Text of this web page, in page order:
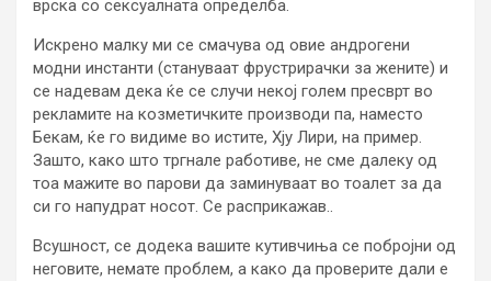
врска со сексуалната определба.
Искрено малку ми се смачува од овие андрогени
модни инстанти (стануваат фрустрирачки за жените) и
се надевам дека ќе се случи некој голем пресврт во
рекламите на козметичките производи па, наместо
Бекам, ќе го видиме во истите, Хју Лири, на пример.
Зашто, како што тргнале работиве, не сме далеку од
тоа мажите во парови да заминуваат во тоалет за да
си го напудрат носот. Се расприкажав..
Всушност, се додека вашите кутивчиња се побројни од
неговите, немате проблем, а како да проверите дали е